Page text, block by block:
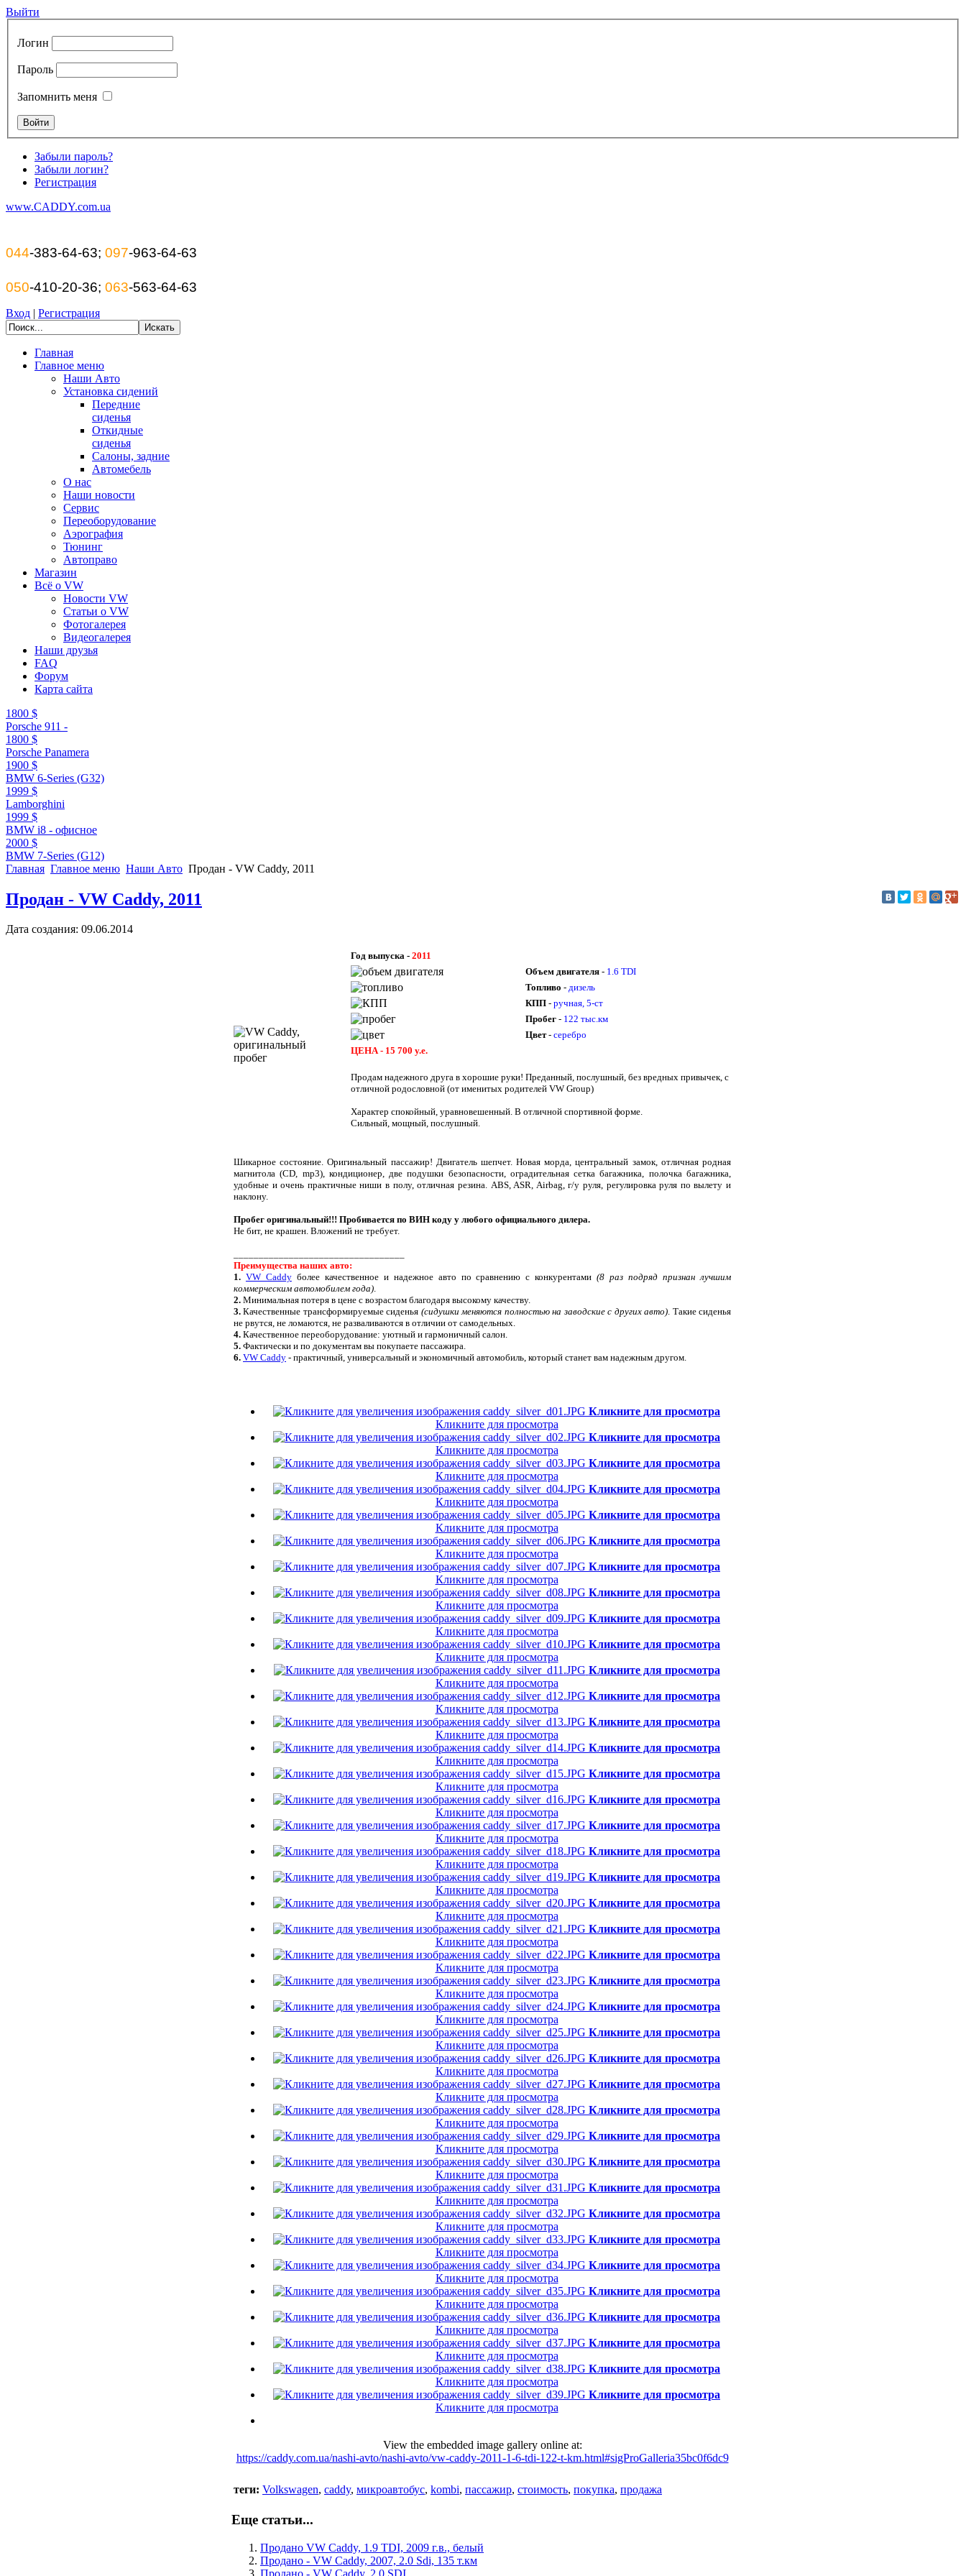
Выйти
Логин
Пароль
Запомнить меня
Забыли пароль?
Забыли логин?
Регистрация
www.CADDY.com.ua
044-383-64-63; 097-963-64-63
050-410-20-36; 063-563-64-63
Вход | Регистрация
Главная
Главное меню
Наши Авто
Установка сидений
Передние
сиденья
Откидные
сиденья
Салоны, задние
Автомебель
О нас
Наши новости
Сервис
Переоборудование
Аэрография
Тюнинг
Автоправо
Магазин
Всё о VW
Новости VW
Статьи o VW
Фотогалерея
Видеогалерея
Наши друзья
FAQ
Форум
Карта сайта
1800 $
Porsche 911 -
1800 $
Porsche Panamera
1900 $
BMW 6-Series (G32)
1999 $
Lamborghini
1999 $
BMW i8 - офисное
2000 $
BMW 7-Series (G12)
Главная Главное меню Наши Авто Продан - VW Caddy, 2011
Продан - VW Caddy, 2011
Дата создания: 09.06.2014
Год выпуска - 2011
Объем двигателя - 1.6 TDI
Топливо - дизель
КПП - ручная, 5-ст
Пробег - 122 тыс.км
Цвет- серебро
ЦЕНА - 15 700 у.е.
Продам надежного друга в хорошие руки! Преданный, послушный, без вредных привычек, с
отличной родословной (от именитых родителей VW Group)
Характер спокойный, уравновешенный. В отличной спортивной форме.
Сильный, мощный, послушный.
Шикарное состояние. Оригинальный пассажир! Двигатель шепчет. Новая морда, центральный замок, отличная родная
магнитола (CD, mp3), кондиционер, две подушки безопасности, оградительная сетка багажника, полочка багажника,
удобные и очень практичные ниши в полу, отличная резина. ABS, ASR, Airbag, г/у руля, регулировка руля по вылету и
наклону.
Пробег оригинальный!!! Пробивается по ВИН коду у любого официального дилера.
Не бит, не крашен. Вложений не требует.
Преимущества наших авто:
1. VW Caddyболее качественное и надежное авто по сравнению с конкурентами(8 раз подряд признан лучшим
коммерческим автомобилем года).
2. Минимальная потеря в цене с возрастом благодаря высокому качеству.
3. Качественные трансформируемые сиденья (сидушки меняются полностью на заводские с других авто). Такие сиденья
не рвутся, не ломаются, не разваливаются в отличии от самодельных.
4. Качественное переоборудование: уютный и гармоничный салон.
5. Фактически и по документам вы покупаете пассажира.
6. VW Caddy - практичный, универсальный и экономичный автомобиль, который станет вам надежным другом.
Кликните для просмотра
Кликните для просмотра
Кликните для просмотра
Кликните для просмотра
Кликните для просмотра
Кликните для просмотра
Кликните для просмотра
Кликните для просмотра
Кликните для просмотра
Кликните для просмотра
Кликните для просмотра
Кликните для просмотра
Кликните для просмотра
Кликните для просмотра
Кликните для просмотра
Кликните для просмотра
Кликните для просмотра
Кликните для просмотра
Кликните для просмотра
Кликните для просмотра
Кликните для просмотра
Кликните для просмотра
Кликните для просмотра
Кликните для просмотра
Кликните для просмотра
Кликните для просмотра
Кликните для просмотра
Кликните для просмотра
Кликните для просмотра
Кликните для просмотра
Кликните для просмотра
Кликните для просмотра
Кликните для просмотра
Кликните для просмотра
Кликните для просмотра
Кликните для просмотра
Кликните для просмотра
Кликните для просмотра
Кликните для просмотра
Кликните для просмотра
Кликните для просмотра
Кликните для просмотра
Кликните для просмотра
Кликните для просмотра
Кликните для просмотра
Кликните для просмотра
Кликните для просмотра
Кликните для просмотра
Кликните для просмотра
Кликните для просмотра
Кликните для просмотра
Кликните для просмотра
Кликните для просмотра
Кликните для просмотра
Кликните для просмотра
Кликните для просмотра
Кликните для просмотра
Кликните для просмотра
Кликните для просмотра
Кликните для просмотра
Кликните для просмотра
Кликните для просмотра
Кликните для просмотра
Кликните для просмотра
Кликните для просмотра
Кликните для просмотра
Кликните для просмотра
Кликните для просмотра
Кликните для просмотра
Кликните для просмотра
Кликните для просмотра
Кликните для просмотра
Кликните для просмотра
Кликните для просмотра
Кликните для просмотра
Кликните для просмотра
Кликните для просмотра
Кликните для просмотра
View the embedded image gallery online at:
https://caddy.com.ua/nashi-avto/nashi-avto/vw-caddy-2011-1-6-tdi-122-t-km.html#sigProGalleria35bc0f6dc9
теги: Volkswagen, caddy, микроавтобус, kombi, пассажир, стоимость, покупка, продажа
Еще статьи...
Продано VW Caddy, 1.9 TDI, 2009 г.в., белый
Продано - VW Caddy, 2007, 2.0 Sdi, 135 т.км
Продано - VW Caddy, 2.0 SDI